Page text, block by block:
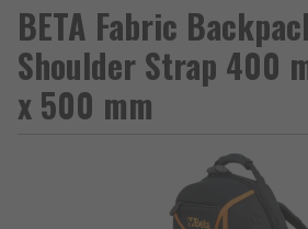
BETA Fabric
Shoulder Strap 400
x 500 mm